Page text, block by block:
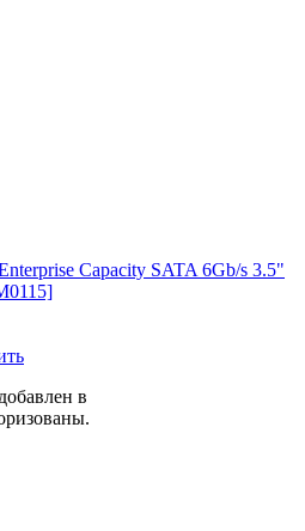
Capacity SATA 6Gb/s 3.5"
в